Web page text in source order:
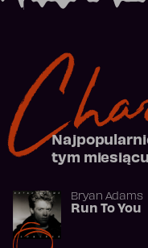
tym miesiącu
Bryan Adams
Run To You